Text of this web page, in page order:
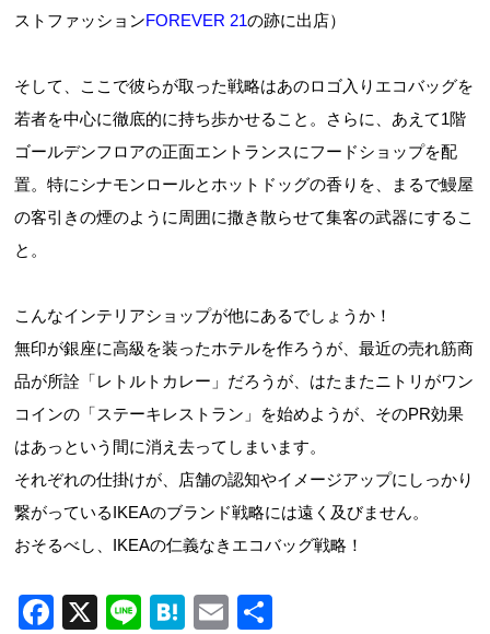
ストファッションFOREVER 21の跡に出店）
そして、ここで彼らが取った戦略はあのロゴ入りエコバッグを
若者を中心に徹底的に持ち歩かせること。さらに、あえて1階
ゴールデンフロアの正面エントランスにフードショップを配
置。特にシナモンロールとホットドッグの香りを、まるで鰻屋
の客引きの煙のように周囲に撒き散らせて集客の武器にするこ
と。
こんなインテリアショップが他にあるでしょうか！
無印が銀座に高級を装ったホテルを作ろうが、最近の売れ筋商
品が所詮「レトルトカレー」だろうが、はたまたニトリがワン
コインの「ステーキレストラン」を始めようが、そのPR効果
はあっという間に消え去ってしまいます。
それぞれの仕掛けが、店舗の認知やイメージアップにしっかり
繋がっているIKEAのブランド戦略には遠く及びません。
おそるべし、IKEAの仁義なきエコバッグ戦略！
F
X
Li
H
E